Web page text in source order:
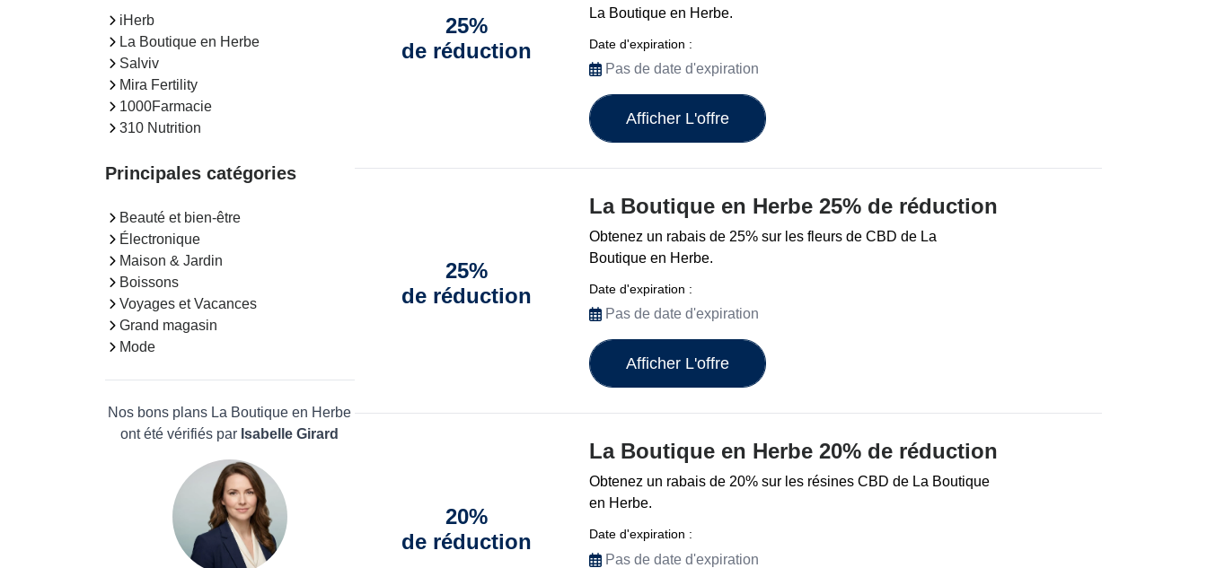
iHerb
La Boutique en Herbe
Salviv
Mira Fertility
1000Farmacie
310 Nutrition
Principales catégories
Beauté et bien-être
Électronique
Maison & Jardin
Boissons
Voyages et Vacances
Grand magasin
Mode
Nos bons plans La Boutique en Herbe
ont été vérifiés par Isabelle Girard
25%
de réduction
La Boutique en Herbe.
Date d'expiration :
Pas de date d'expiration
Afficher L'offre
25%
de réduction
La Boutique en Herbe 25% de réduction
Obtenez un rabais de 25% sur les fleurs de CBD de La
Boutique en Herbe.
Date d'expiration :
Pas de date d'expiration
Afficher L'offre
20%
de réduction
La Boutique en Herbe 20% de réduction
Obtenez un rabais de 20% sur les résines CBD de La Boutique
en Herbe.
Date d'expiration :
Pas de date d'expiration